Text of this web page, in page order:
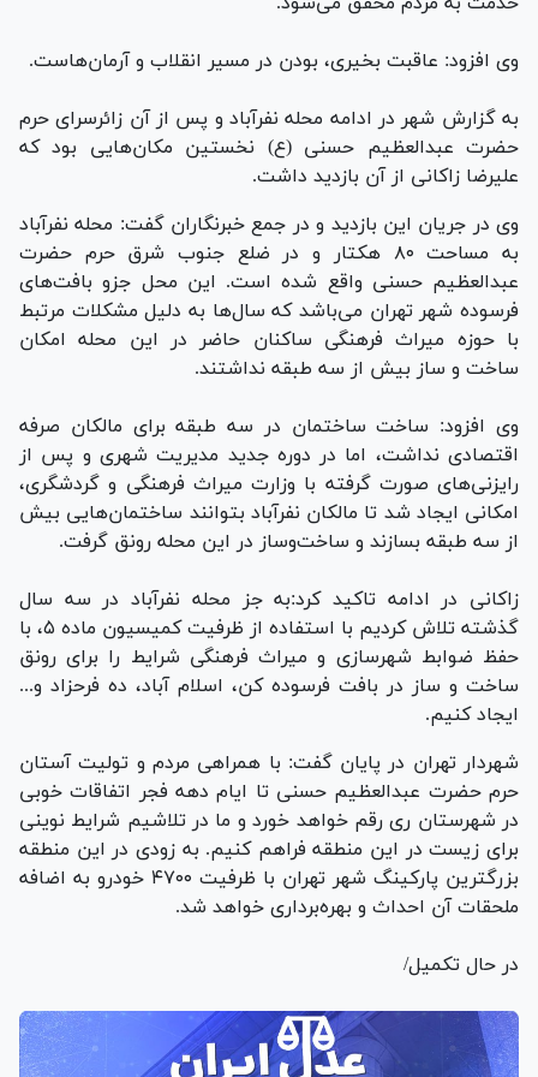
وی افزود: عاقبت بخیری، بودن در مسیر انقلاب و آرمان‌هاست.
به گزارش شهر در ادامه محله نفرآباد و پس از آن زائرسرای حرم
حضرت عبدالعظیم حسنی (ع) نخستین مکان‌هایی بود که
علیرضا زاکانی از آن بازدید داشت.
وی در جریان این بازدید و در جمع خبرنگاران گفت: محله نفرآباد
به مساحت ۸۰ هکتار و در ضلع جنوب شرق حرم حضرت
عبدالعظیم حسنی واقع شده است. این محل جزو بافت‌های
فرسوده شهر تهران می‌باشد که سال‌ها به دلیل مشکلات مرتبط
با حوزه میراث فرهنگی ساکنان حاضر در این محله امکان
ساخت و ساز بیش از سه طبقه نداشتند.
وی افزود: ساخت ساختمان در سه طبقه برای مالکان صرفه
اقتصادی نداشت، اما در دوره جدید مدیریت شهری و پس از
رایزنی‌های صورت گرفته با وزارت میراث فرهنگی و گردشگری،
امکانی ایجاد شد تا مالکان نفرآباد بتوانند ساختمان‌هایی بیش
از سه طبقه بسازند و ساخت‌وساز در این محله رونق گرفت.
زاکانی در ادامه تاکید کرد:به جز محله نفرآباد در سه سال
گذشته تلاش کردیم با استفاده از ظرفیت کمیسیون ماده ۵، با
حفظ ضوابط شهرسازی و میراث فرهنگی شرایط را برای رونق
ساخت و ساز در بافت فرسوده کن، اسلام آباد، ده فرحزاد و...
ایجاد کنیم.
شهردار تهران در پایان گفت: با همراهی مردم و تولیت آستان
حرم حضرت عبدالعظیم حسنی تا ایام دهه فجر اتفاقات خوبی
در شهرستان ری رقم خواهد خورد و ما در تلاشیم شرایط نوینی
برای زیست در این منطقه فراهم کنیم. به زودی در این منطقه
بزرگترین پارکینگ شهر تهران با ظرفیت ۴۷۰۰ خودرو به اضافه
ملحقات آن احداث و بهره‌برداری خواهد شد.
در حال تکمیل/